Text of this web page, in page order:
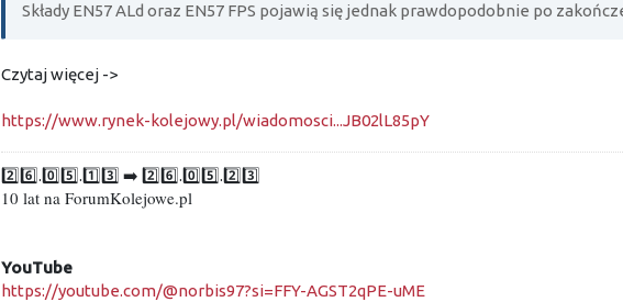
Składy EN57 ALd oraz EN57 FPS pojawią się jednak prawdopodobnie po
Czytaj więcej ->
https://www.rynek-kolejowy.pl/wiadomosci...JB02lL85pY
2️⃣6️⃣.0️⃣5️⃣.1️⃣3️⃣ ➡️ 2️⃣6️⃣.0️⃣5️⃣.2️⃣3️⃣
10 lat na ForumKolejowe.pl
YouTube
https://youtube.com/@norbis97?si=FFY-AGST2qPE-uME